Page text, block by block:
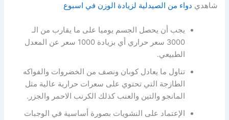
شاهدي دواء من الصيدلية لزيادة الوزن في اسبوع
يجب أن يحصل الجسم يوميا على ما يقارب من الـ
3000 سعر حراري أي بزيادة 1000 سعر عن المعدل
الطبيعي.
تناول ما يعادل كوبان ونصف من الخضروات والفواكه
الطازجة التي تحتوي على سعرات حرارية عالية مثل
المانجو والتين والعنب كذلك الكرنب الاحمر والجزر.
الإعتماد على النشويات بصورة أساسية في الوجبات